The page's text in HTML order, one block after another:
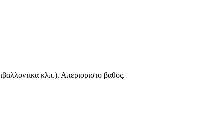
κλπ.). Απεριοριστο βαθος.
μισθωσεις ειναι πιο ενδιαφερομενος απο κάποιον που
δεδομενα δεσμευσης για ολους.